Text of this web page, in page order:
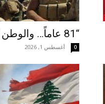
“81 عاماً… والوطن للوطن”
أغسطس 1, 2026 0